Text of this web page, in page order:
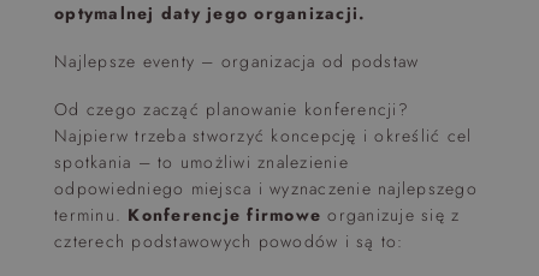
optymalnej daty jego organizacji.
Najlepsze eventy – organizacja od podstaw
Od czego zacząć planowanie konferencji?
Najpierw trzeba stworzyć koncepcję i określić cel
spotkania – to umożliwi znalezienie
odpowiedniego miejsca i wyznaczenie najlepszego
terminu. Konferencje firmoweorganizuje się z
czterech podstawowych powodów i są to: